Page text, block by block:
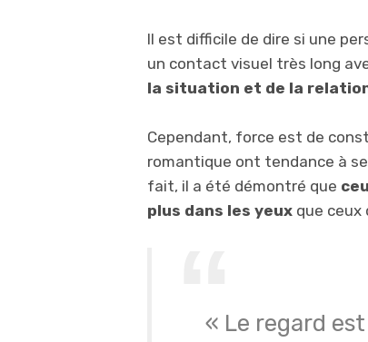
Il est difficile de dire si une
un contact visuel très long
la situation et de la
Cependant, force est de
romantique ont tendance à
fait, il a été démontré que
plus dans les yeux que ceux
« Le regard